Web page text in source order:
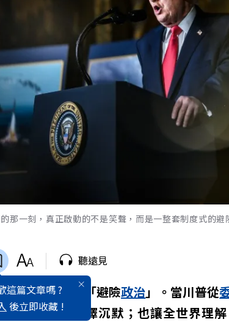
那一刻，真正啟動的不是笑聲，而是一整套制度式的
這篇文章嗎 ?
後立即收藏 !
聽遠見
了一個詭異的「避險政治」。當川普從
如何讓制度選擇沉默；也讓全世界理